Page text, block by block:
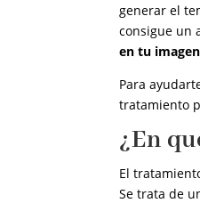
generar el
consigue un
en tu
Para
tratamiento
¿En
El
Se trata de